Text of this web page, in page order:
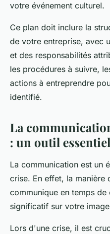
votre événement culturel.
Ce plan doit inclure la
de votre entreprise, avec
et des responsabilités
les procédures à suivre,
actions à entreprendre
identifié.
La
: un outil essentiel
La communication est un
crise. En effet, la manière
communique en temps
significatif sur votre
Lors d'une crise, il est